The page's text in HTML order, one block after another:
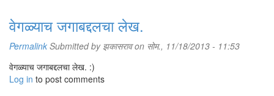
वेगळ्याच जगाबद्दलचा लेख.
Permalink Submitted by झकासरावon सोम., 11/18/2013 - 11:53
वेगळ्याच जगाबद्दलचा लेख. :)
Log in to post comments